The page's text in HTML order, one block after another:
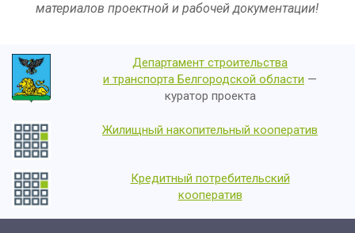
материалов проектной и рабочей документации!
Департамент строительства
и транспорта Белгородской области —
куратор проекта
Жилищный накопительный кооператив
Кредитный потребительский
кооператив